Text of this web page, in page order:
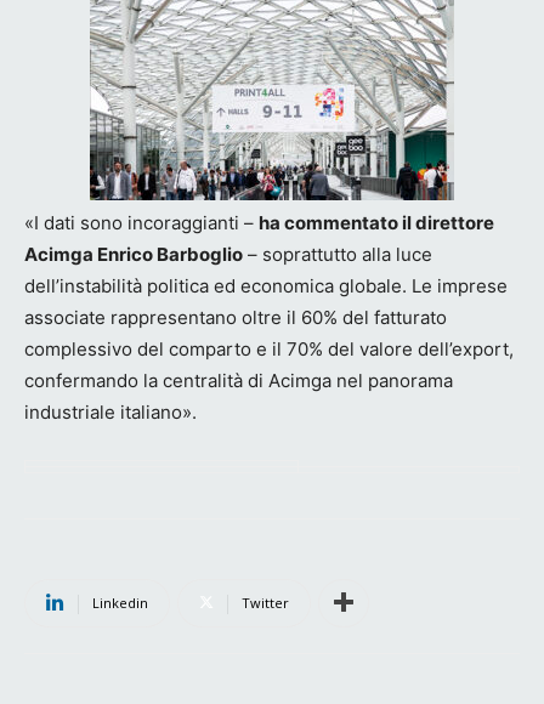
«I dati sono incoraggianti – ha commentato il direttore
Acimga Enrico Barboglio – soprattutto alla luce
dell’instabilità politica ed economica globale. Le imprese
associate rappresentano oltre il 60% del fatturato
complessivo del comparto e il 70% del valore dell’export,
confermando la centralità di Acimga nel panorama
industriale italiano».
Linkedin Twitter